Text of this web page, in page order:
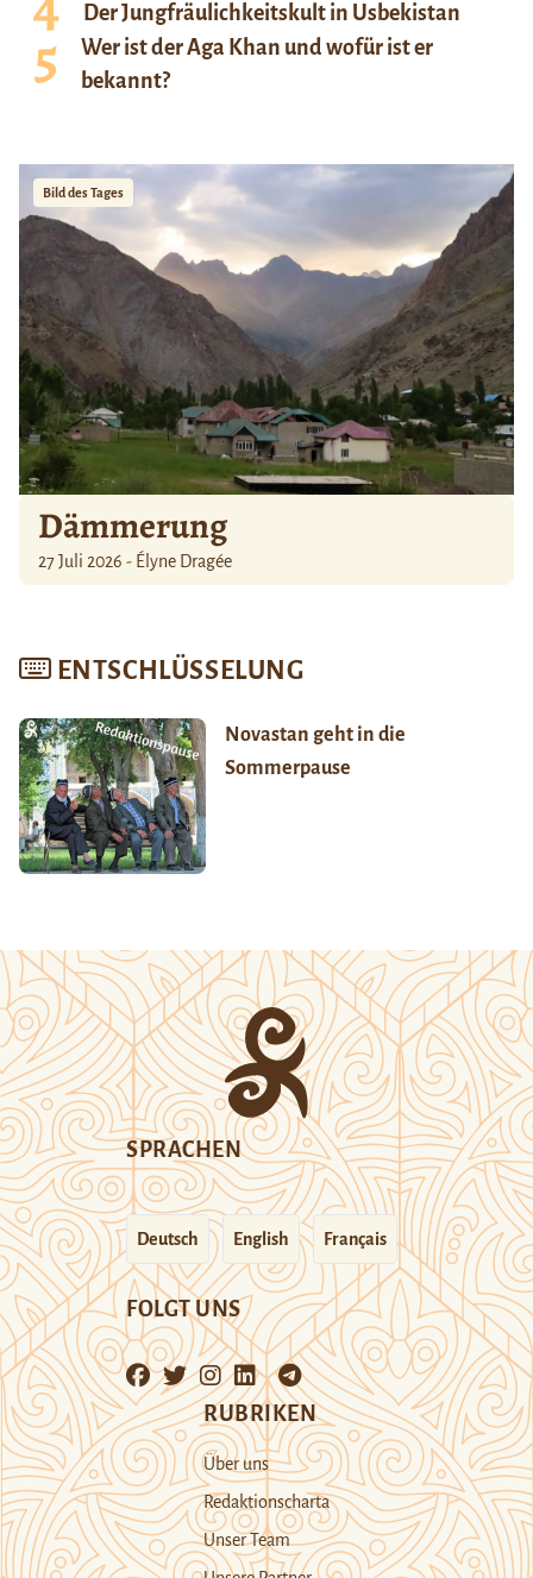
Der Jungfräulichkeitskult in Usbekistan
Wer ist der Aga Khan und wofür ist er
bekannt?
Bild des Tages
Dämmerung
27 Juli 2026 - Élyne Dragée
ENTSCHLÜSSELUNG
Novastan geht in die
Sommerpause
SPRACHEN
Deutsch English Français
FOLGT UNS
RUBRIKEN
Über uns
Redaktionscharta
Unser Team